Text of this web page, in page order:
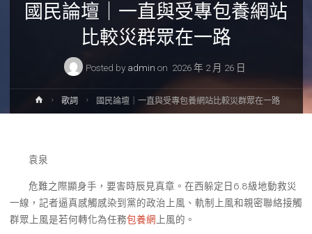
國民論壇｜一直與受專包養網站
比較災群眾在一路
Posted by admin on 2026 年 2 月 26 日
Home歌詞 國民論壇｜一直與受專包養網站比較災群眾在一路
袁泉
危難之際顯身手，要害時辰見真章。在西躲定日6.8級地動救災
一線，記者逼真感觸感染到黨的政治上風、軌制上風和親密聯絡接觸
群眾上風是若何轉化為任務包養網 上風的。